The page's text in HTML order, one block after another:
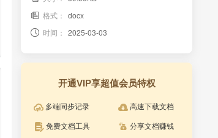
格式： docx
时间： 2025-03-03
开通VIP享超值会员特权
多端同步记录
高速下载文档
免费文档工具
分享文档赚钱